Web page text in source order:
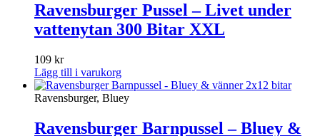
Ravensburger Pussel – Livet under
vattenytan 300 Bitar XXL
109 kr
Lägg till i varukorg
Ravensburger, Bluey
Ravensburger Barnpussel – Bluey &